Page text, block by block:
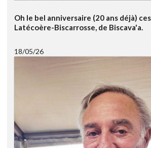
Oh le bel anniversaire (20 ans déjà)
Latécoère-Biscarrosse, de Biscava'a.
18/05/26